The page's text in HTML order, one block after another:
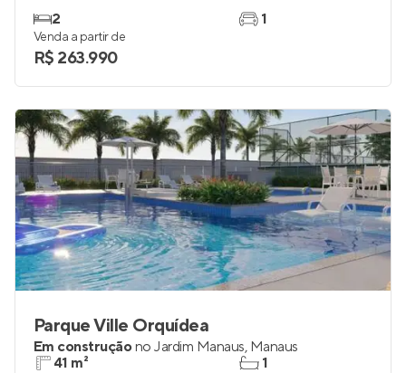
2
1
Venda a partir de
R$ 263.990
Parque Ville Orquídea
Em construçãono Jardim Manaus, Manaus
41 m²
1